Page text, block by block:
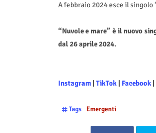
A febbraio 2024 esce il singolo
“Nuvole e mare” è il nuovo
dal 26 aprile 2024.
Instagram| TikTok| Facebook|
Tags Emergenti